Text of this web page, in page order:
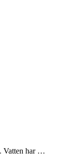
Vatten har …